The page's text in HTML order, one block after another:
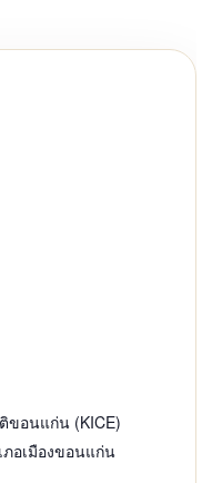
อนแก่น (KICE)
อเมืองขอนแก่น